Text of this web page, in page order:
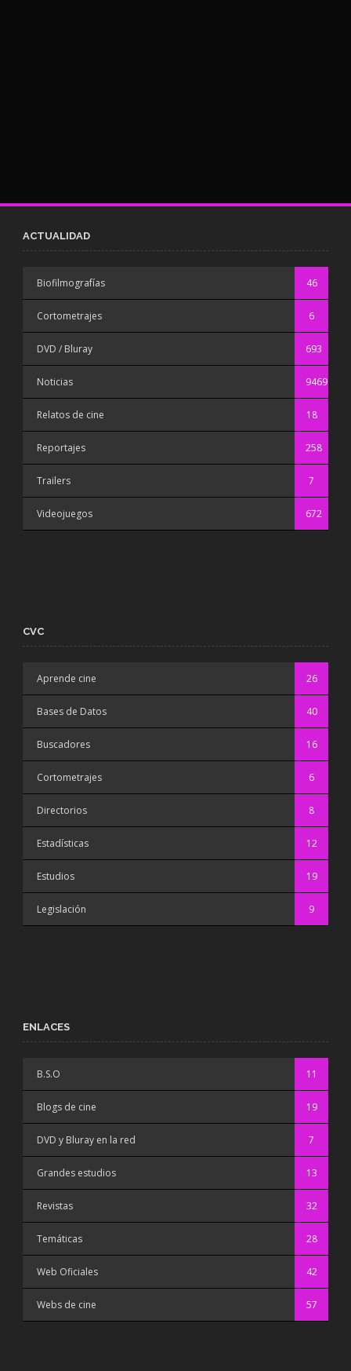
ACTUALIDAD
Biofilmografías 46
Cortometrajes 6
DVD / Bluray 693
Noticias 9469
Relatos de cine 18
Reportajes 258
Trailers 7
Videojuegos 672
CVC
Aprende cine 26
Bases de Datos 40
Buscadores 16
Cortometrajes 6
Directorios 8
Estadísticas 12
Estudios 19
Legislación 9
ENLACES
B.S.O 11
Blogs de cine 19
DVD y Bluray en la red 7
Grandes estudios 13
Revistas 32
Temáticas 28
Web Oficiales 42
Webs de cine 57